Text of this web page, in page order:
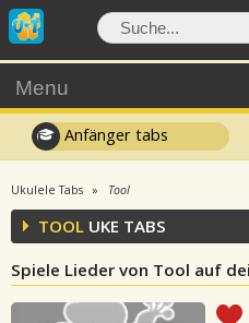
Menu
Anfänger tabs
Ukulele Tabs Tool
TOOL UKE TABS
Spiele Lieder von Tool auf